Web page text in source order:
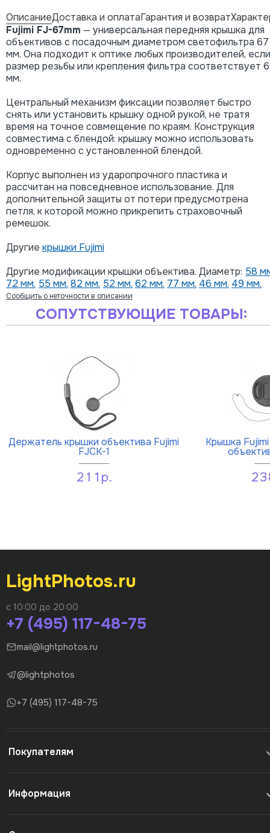
ОписаниеДоставка и оплатаГарантия и возврат
Fujimi FJ-67mm — универсальная передняя крышка для
объективов с посадочным диаметром светофильтра 67
мм. Она подходит к оптике любых производителей, если
размер резьбы или крепления фильтра соответствует
мм.
Центральный механизм фиксации позволяет быстро
снять или установить крышку одной рукой, не тратя
время на точное совмещение по краям. Конструкция
совместима с блендой: крышку можно использовать
одновременно с установленной блендой.
Корпус выполнен из ударопрочного пластика и
рассчитан на повседневное использование. Для
дополнительной защиты от потери предусмотрена
петля, к которой можно прикрепить страховочный
ремешок.
Другие крышки Fujimi
Другие модификации крышки объектива. Диаметр: 58
72 мм. 55 мм. 82 мм. 52 мм. 62 мм. 77 мм. 46 мм. 49 мм.
Сообщить о неточности в описании
СОПУТСТВУЮЩИЕ ТОВАРЫ:
Держатель крышки объектива Fujimi
FJCK-1
211р.
Крышка
LightPhotos.ru
с 10:00 до 20:00
+7 (495) 117-48-75
mail@lightphotos.ru
@lightphotos
+7 (495) 117-48-75
Покупателям
Информация